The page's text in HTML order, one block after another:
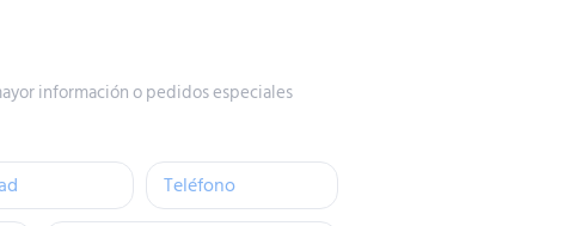
información o pedidos especiales